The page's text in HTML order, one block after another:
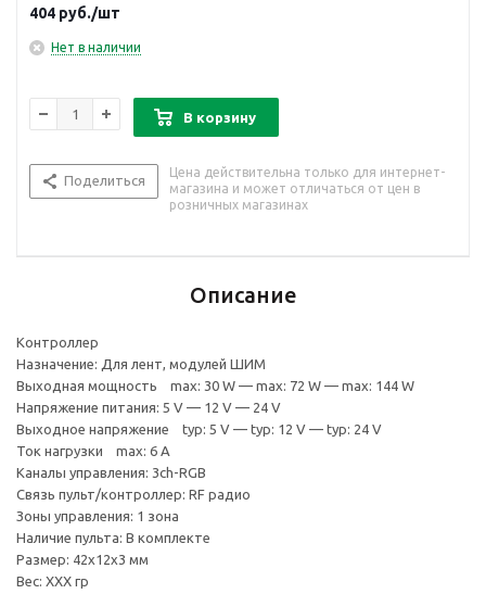
404 руб./шт
Нет в наличии
В корзину
Поделиться
Цена действительна только для интернет-
магазина и может отличаться от цен в
розничных магазинах
Описание
Контроллер
Назначение: Для лент, модулей ШИМ
Выходная мощность max: 30 W — max: 72 W — max: 144 W
Напряжение питания: 5 V — 12 V — 24 V
Выходное напряжение typ: 5 V — typ: 12 V — typ: 24 V
Ток нагрузки max: 6 A
Каналы управления: 3ch-RGB
Связь пульт/контроллер: RF радио
Зоны управления: 1 зона
Наличие пульта: В комплекте
Размер: 42х12х3 мм
Вес: ХХХ гр